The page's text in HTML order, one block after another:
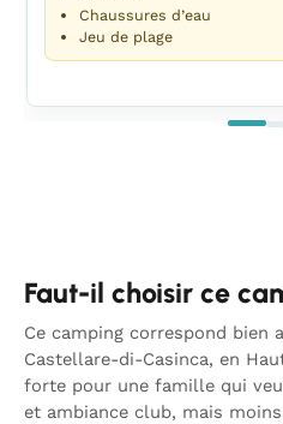
Chaussures d’eau
Jeu de plage
Faut-il choisir ce
Ce camping correspond bien
Castellare-di-Casinca, en
forte pour une famille qui
et ambiance club, mais